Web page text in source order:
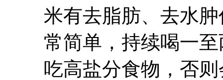
米有去脂肪、去水
常简单，持续喝一
吃高盐分食物，否则